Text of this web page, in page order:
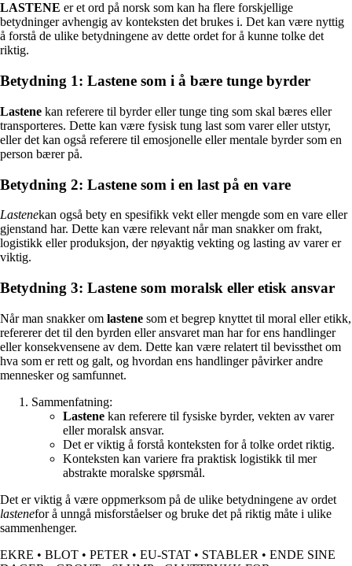
LASTENE er et ord på norsk som kan ha flere forskjellige
betydninger avhengig av konteksten det brukes i. Det kan være nyttig
å forstå de ulike betydningene av dette ordet for å kunne tolke det
riktig.
Betydning 1: Lastene som i å bære tunge byrder
Lastene kan referere til byrder eller tunge ting som skal bæres eller
transporteres. Dette kan være fysisk tung last som varer eller utstyr,
eller det kan også referere til emosjonelle eller mentale byrder som en
person bærer på.
Betydning 2: Lastene som i en last på en vare
Lastenekan også bety en spesifikk vekt eller mengde som en vare eller
gjenstand har. Dette kan være relevant når man snakker om frakt,
logistikk eller produksjon, der nøyaktig vekting og lasting av varer er
viktig.
Betydning 3: Lastene som moralsk eller etisk ansvar
Når man snakker om lastene som et begrep knyttet til moral eller etikk,
refererer det til den byrden eller ansvaret man har for ens handlinger
eller konsekvensene av dem. Dette kan være relatert til bevissthet om
hva som er rett og galt, og hvordan ens handlinger påvirker andre
mennesker og samfunnet.
Sammenfatning:
Lastene kan referere til fysiske byrder, vekten av varer
eller moralsk ansvar.
Det er viktig å forstå konteksten for å tolke ordet riktig.
Konteksten kan variere fra praktisk logistikk til mer
abstrakte moralske spørsmål.
Det er viktig å være oppmerksom på de ulike betydningene av ordet
lastenefor å unngå misforståelser og bruke det på riktig måte i ulike
sammenhenger.
EKRE • BLOT • PETER • EU-STAT • STABLER • ENDE SINE